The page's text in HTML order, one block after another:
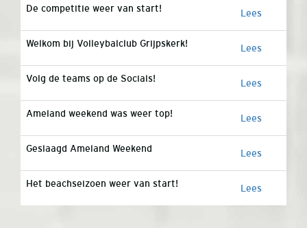
De competitie weer van start! Lees
Welkom bij Volleybalclub Grijpskerk! Lees
Volg de teams op de Socials! Lees
Ameland weekend was weer top! Lees
Geslaagd Ameland Weekend Lees
Het beachseizoen weer van start! Lees